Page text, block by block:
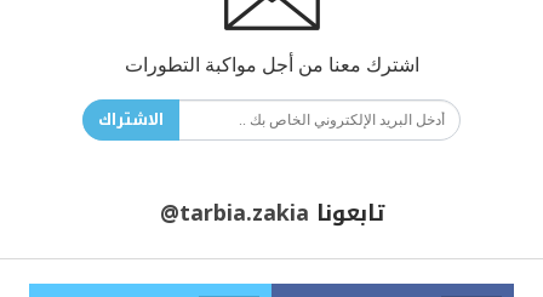
اشترك معنا من أجل مواكبة التطورات
الاشتراك
تابعونا @tarbia.zakia